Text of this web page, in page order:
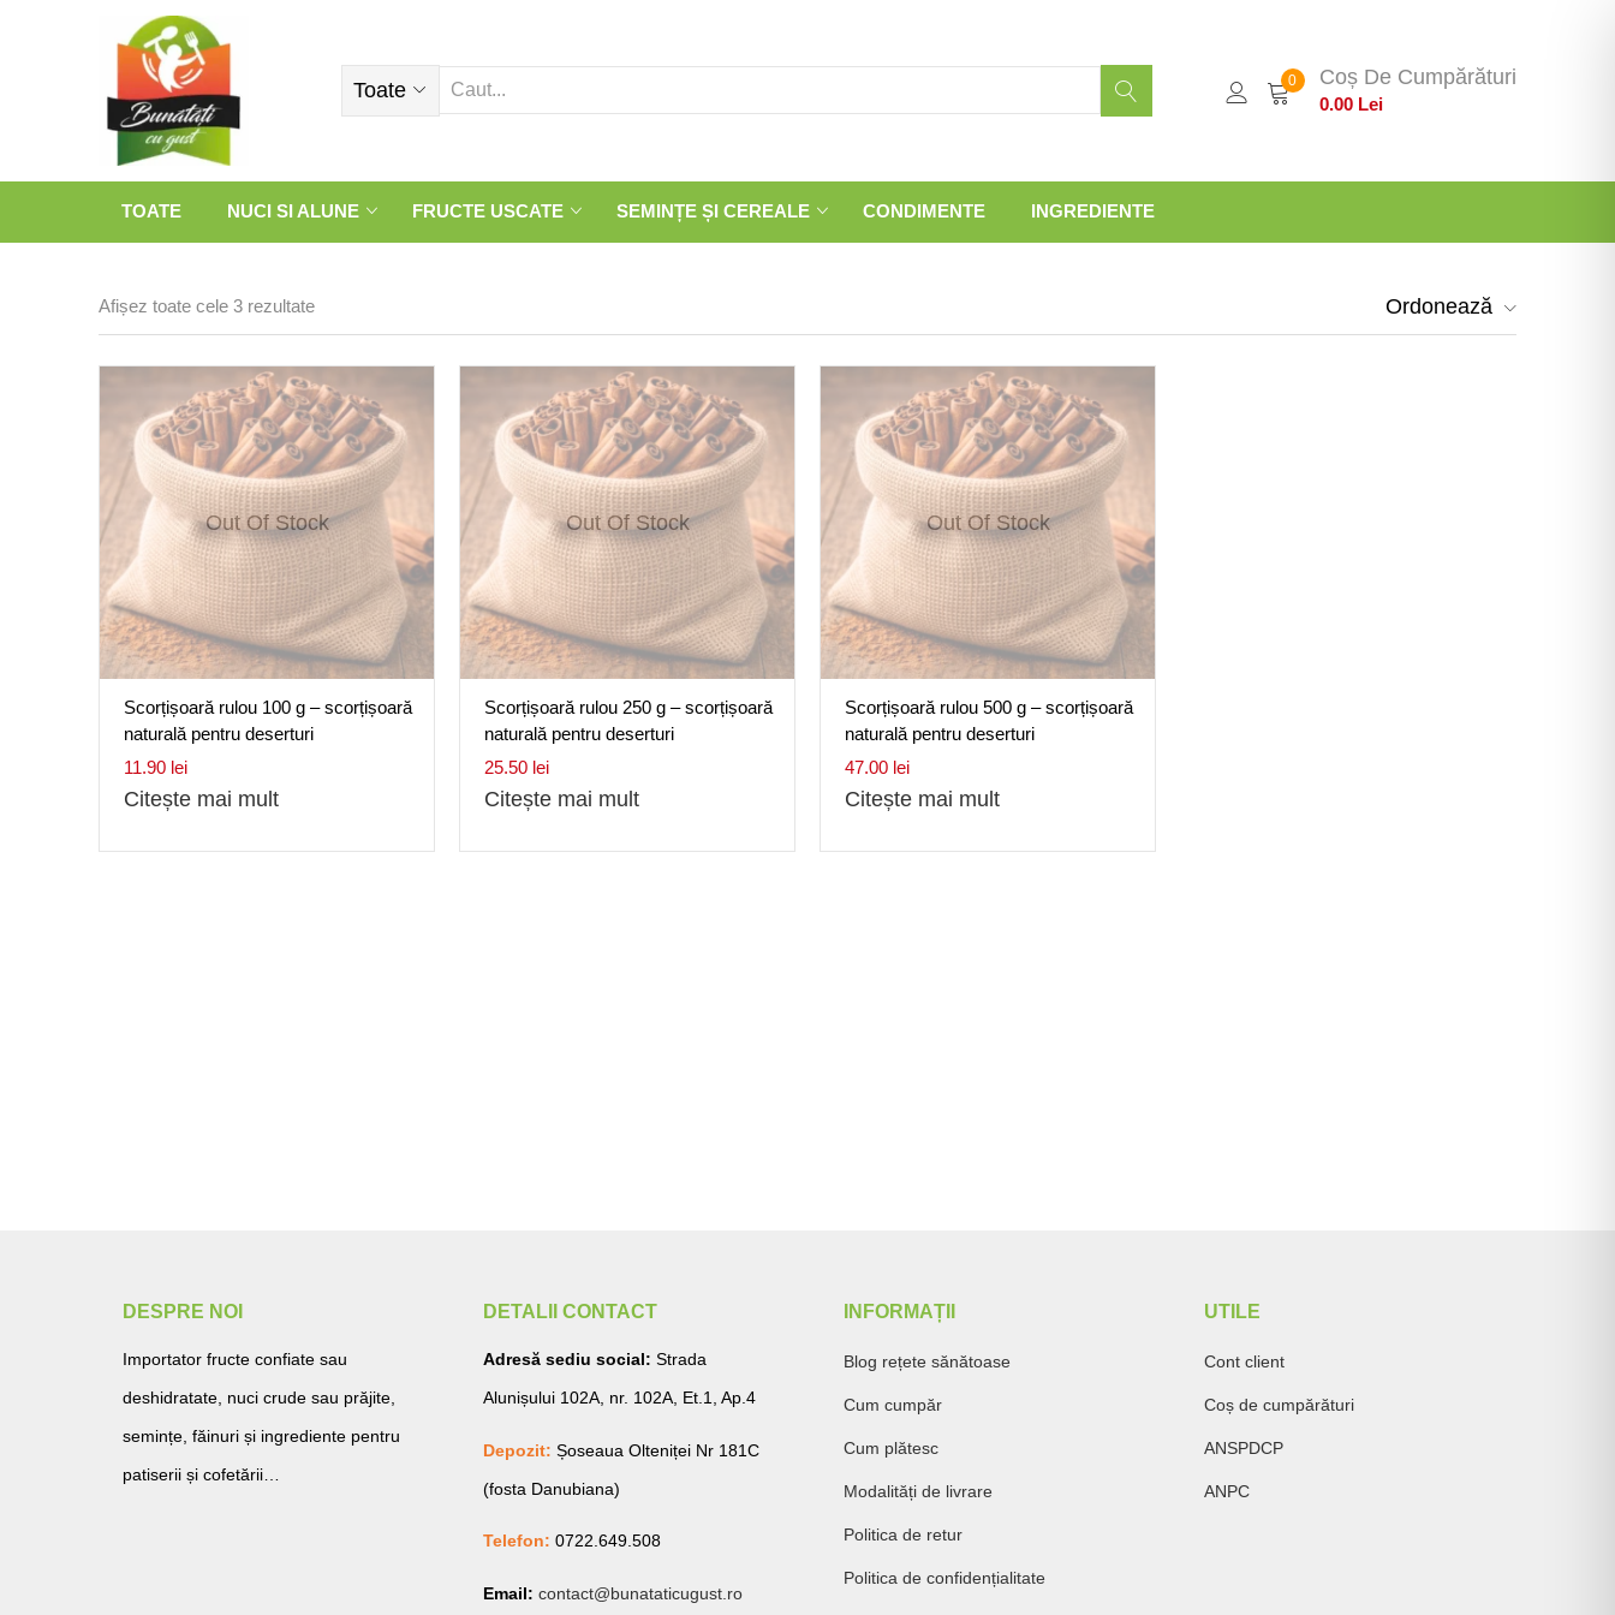
Toate 0 Coș De Cumpărături
0.00 Lei
TOATE NUCI SI ALUNE FRUCTE USCATE SEMINȚE ȘI CEREALE CONDIMENTE INGREDIENTE
Afișez toate cele 3 rezultate Ordonează
Out Of Stock
Scorțișoară rulou 100 g – scorțișoară
naturală pentru deserturi
11.90 lei
Citește mai mult
Out Of Stock
Scorțișoară rulou 250 g – scorțișoară
naturală pentru deserturi
25.50 lei
Citește mai mult
Out Of Stock
Scorțișoară rulou 500 g – scorțișoară
naturală pentru deserturi
47.00 lei
Citește mai mult
DESPRE NOI
Importator fructe confiate sau
deshidratate, nuci crude sau prăjite,
semințe, făinuri și ingrediente pentru
patiserii și cofetării…
DETALII CONTACT
Adresă sediu social: Strada
Alunișului 102A, nr. 102A, Et.1, Ap.4
Depozit: Șoseaua Olteniței Nr 181C
(fosta Danubiana)
Telefon: 0722.649.508
Email: contact@bunataticugust.ro
INFORMAȚII
Blog rețete sănătoase
Cum cumpăr
Cum plătesc
Modalități de livrare
Politica de retur
Politica de confidențialitate
UTILE
Cont client
Coș de cumpărături
ANSPDCP
ANPC